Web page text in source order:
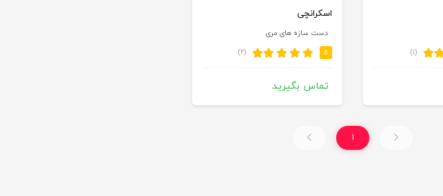
(۱)
اسکرانچی
دست سازه های مری
۵ (۲)
تماس بگیرید
۱